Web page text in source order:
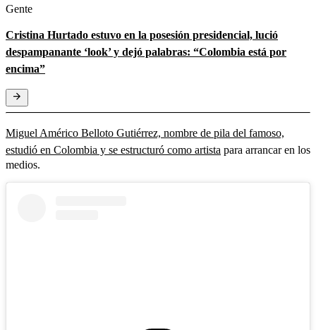
Gente
Cristina Hurtado estuvo en la posesión presidencial, lució
despampanante ‘look’ y dejó palabras: “Colombia está por
encima”
Miguel Américo Belloto Gutiérrez, nombre de pila del famoso,
estudió en Colombia y se estructuró como artista para arrancar en los
medios.